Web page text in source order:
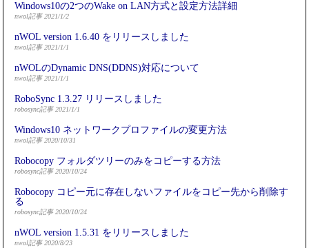
Windows10の2つのWake on LAN方式と設定方法詳細
nwol記事 2021/1/2
nWOL version 1.6.40 をリリースしました
nwol記事 2021/1/1
nWOLのDynamic DNS(DDNS)対応について
nwol記事 2021/1/1
RoboSync 1.3.27 リリースしました
robosync記事 2021/1/1
Windows10 ネットワークプロファイルの変更方法
nwol記事 2020/10/31
Robocopy フォルダツリーのみをコピーする方法
robosync記事 2020/10/24
Robocopy コピー元に存在しないファイルをコピー先から削除す
る
robosync記事 2020/10/24
nWOL version 1.5.31 をリリースしました
nwol記事 2020/8/23